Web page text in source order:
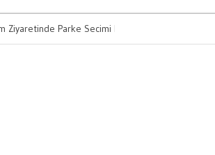
Parke Secimi Nasil Yapilir